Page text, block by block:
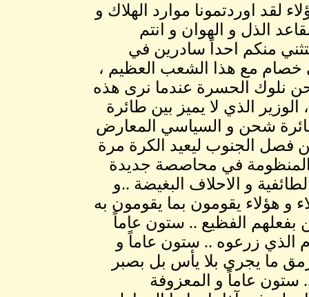
لقد اوردتمونا موارد الهلاك و
الذل و الهوان و انتم
منكم احداً سادرين في
خصام مع هذا الشعب العظيم ،
نلوك الحسرة عندما نرى هذه
الوزير الذي لا يميز بين طائرة
شحن و السياسي المعارض
فصل الجنوب ليعيد الكرة مرة
في محاصصة جديدة
و الاحلاف البغيضة ..و
و هؤلاء يقومون بما يقومون به
الفظيع .. ستون عاماً
زرعوه .. ستون عاماً و
ما يجري بلا يأس بل بصبر
ستون عاماً و المعزوفة